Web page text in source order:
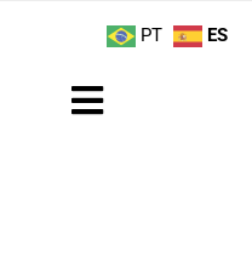
Toggle
PT ES